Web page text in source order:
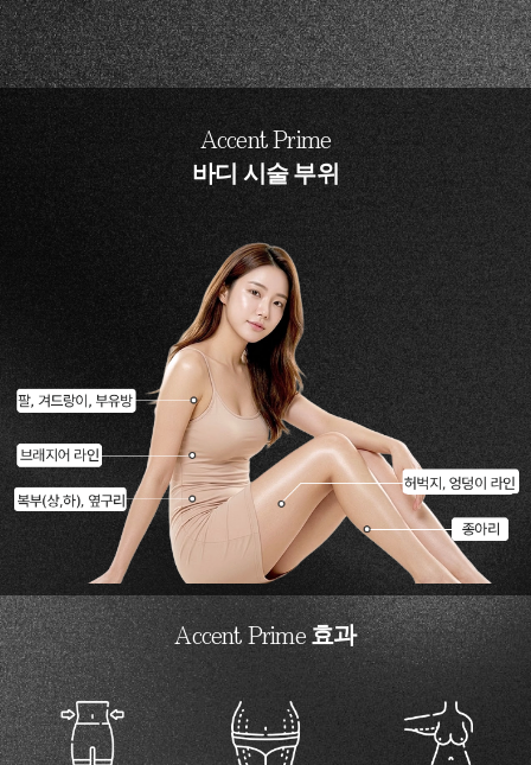
Accent Prime
바디 시술 부위
Accent Prime효과